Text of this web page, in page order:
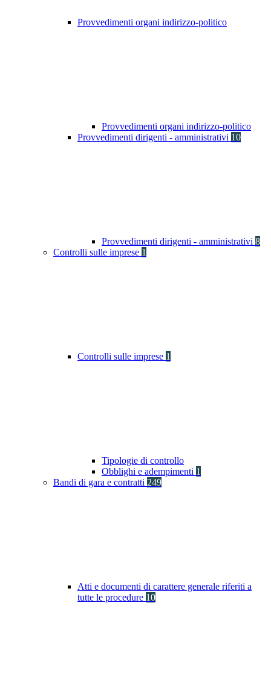
Provvedimenti organi indirizzo-politico
Provvedimenti organi indirizzo-politico
Provvedimenti dirigenti - amministrativi 10
Provvedimenti dirigenti - amministrativi 8
Controlli sulle imprese 1
Controlli sulle imprese 1
Tipologie di controllo
Obblighi e adempimenti 1
Bandi di gara e contratti 249
Atti e documenti di carattere generale riferiti a
tutte le procedure 10